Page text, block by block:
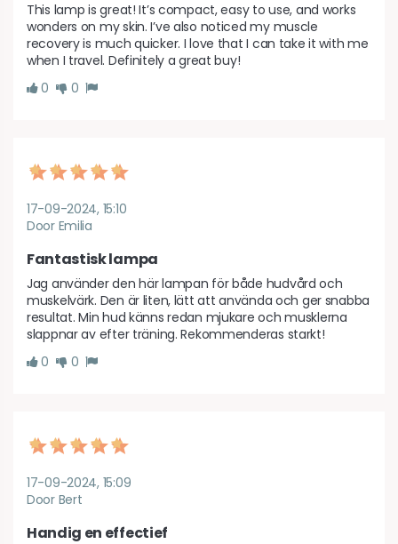
This lamp is great! It’s compact, easy to use, and works
wonders on my skin. I’ve also noticed my muscle
recovery is much quicker. I love that I can take it with me
when I travel. Definitely a great buy!
0
0
17-09-2024, 15:10
Door Emilia
Fantastisk lampa
Jag använder den här lampan för både hudvård och
muskelvärk. Den är liten, lätt att använda och ger snabba
resultat. Min hud känns redan mjukare och musklerna
slappnar av efter träning. Rekommenderas starkt!
0
0
17-09-2024, 15:09
Door Bert
Handig en effectief